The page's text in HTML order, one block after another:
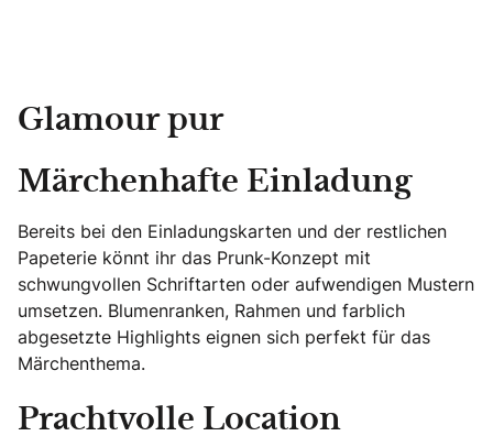
Glamour pur
Märchenhafte Einladung
Bereits bei den Einladungskarten und der restlichen
Papeterie könnt ihr das Prunk-Konzept mit
schwungvollen Schriftarten oder aufwendigen Mustern
umsetzen. Blumenranken, Rahmen und farblich
abgesetzte Highlights eignen sich perfekt für das
Märchenthema.
Prachtvolle Location